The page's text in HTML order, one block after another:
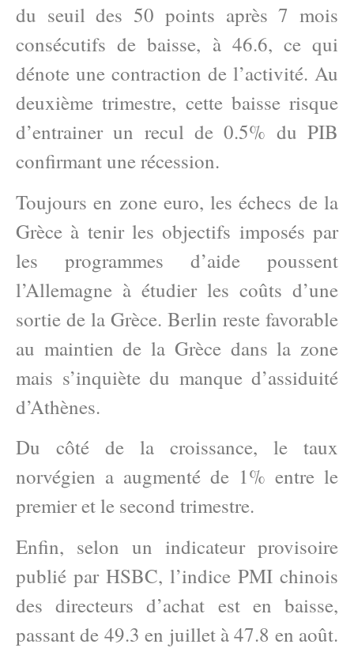
du seuil des 50 points après 7 mois
consécutifs de baisse, à 46.6, ce qui
dénote une contraction de l’activité. Au
deuxième trimestre, cette baisse risque
d’entrainer un recul de 0.5% du PIB
confirmant une récession.
Toujours en zone euro, les échecs de la
Grèce à tenir les objectifs imposés par
les programmes d’aide poussent
l’Allemagne à étudier les coûts d’une
sortie de la Grèce. Berlin reste favorable
au maintien de la Grèce dans la zone
mais s’inquiète du manque d’assiduité
d’Athènes.
Du côté de la croissance, le taux
norvégien a augmenté de 1% entre le
premier et le second trimestre.
Enfin, selon un indicateur provisoire
publié par HSBC, l’indice PMI chinois
des directeurs d’achat est en baisse,
passant de 49.3 en juillet à 47.8 en août.